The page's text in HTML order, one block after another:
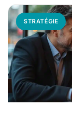
STRATÉGIE